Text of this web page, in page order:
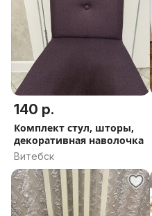
140 р.
Комплект стул, шторы,
декоративная наволочка
Витебск